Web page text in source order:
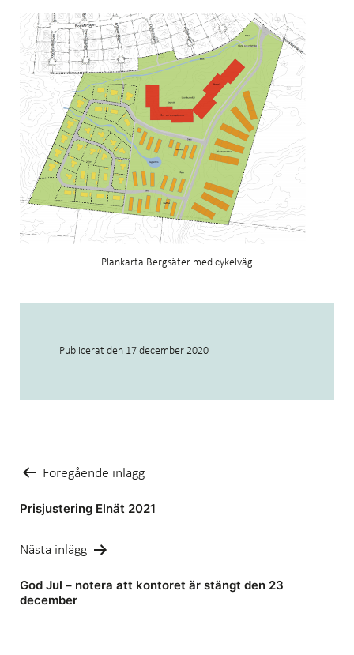
Plankarta Bergsäter med cykelväg
Publicerat den 17 december 2020
Inläggsnavigering
Föregående inlägg
Prisjustering Elnät 2021
Nästa inlägg
God Jul – notera att kontoret är stängt den 23
december